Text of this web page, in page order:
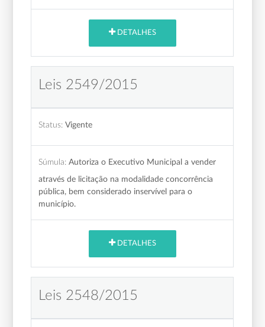
DETALHES
Leis 2549/2015
Status: Vigente
Súmula: Autoriza o Executivo Municipal a vender
através de licitação na modalidade concorrência
pública, bem considerado inservível para o
município.
DETALHES
Leis 2548/2015